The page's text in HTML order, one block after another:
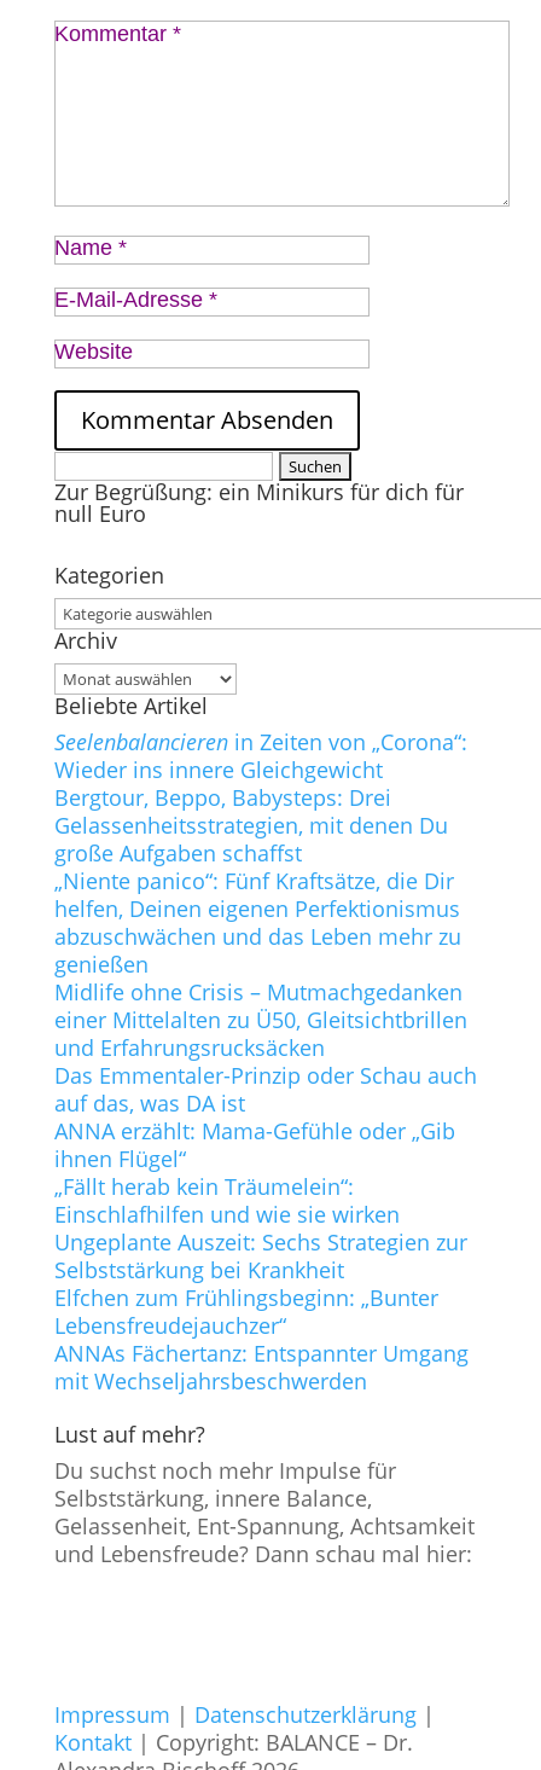
Kommentar *
Name *
E-Mail-Adresse *
Website
nach:
Zur Begrüßung: ein Minikurs für dich für
null Euro
Kategorien
Kategorien
Archiv
Archiv
Beliebte Artikel
Seelenbalancierenin Zeiten von „Corona“:
Wieder ins innere Gleichgewicht
Bergtour, Beppo, Babysteps: Drei
Gelassenheitsstrategien, mit denen Du
große Aufgaben schaffst
„Niente panico“: Fünf Kraftsätze, die Dir
helfen, Deinen eigenen Perfektionismus
abzuschwächen und das Leben mehr zu
genießen
Midlife ohne Crisis – Mutmachgedanken
einer Mittelalten zu Ü50, Gleitsichtbrillen
und Erfahrungsrucksäcken
Das Emmentaler-Prinzip oder Schau auch
auf das, was DA ist
ANNA erzählt: Mama-Gefühle oder „Gib
ihnen Flügel“
„Fällt herab kein Träumelein“:
Einschlafhilfen und wie sie wirken
Ungeplante Auszeit: Sechs Strategien zur
Selbststärkung bei Krankheit
Elfchen zum Frühlingsbeginn: „Bunter
Lebensfreudejauchzer“
ANNAs Fächertanz: Entspannter Umgang
mit Wechseljahrsbeschwerden
Lust auf mehr?
Du suchst noch mehr Impulse für
Selbststärkung, innere Balance,
Gelassenheit, Ent-Spannung, Achtsamkeit
und Lebensfreude? Dann schau mal hier:
Impressum | Datenschutzerklärung|
Kontakt| Copyright: BALANCE – Dr.